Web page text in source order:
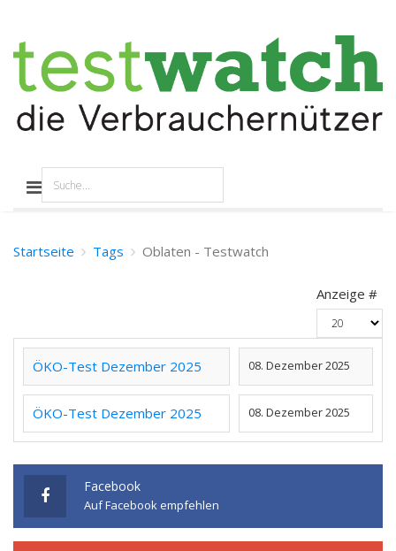
Startseite Tags Oblaten - Testwatch
Anzeige #
ÖKO-Test Dezember 2025 08. Dezember 2025
ÖKO-Test Dezember 2025 08. Dezember 2025
Facebook
Auf Facebook empfehlen